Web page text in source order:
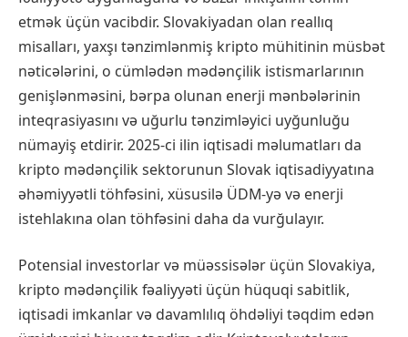
etmək üçün vacibdir. Slovakiyadan olan reallıq
misalları, yaxşı tənzimlənmiş kripto mühitinin müsbət
nəticələrini, o cümlədən mədənçilik istismarlarının
genişlənməsini, bərpa olunan enerji mənbələrinin
inteqrasiyasını və uğurlu tənzimləyici uyğunluğu
nümayiş etdirir. 2025-ci ilin iqtisadi məlumatları da
kripto mədənçilik sektorunun Slovak iqtisadiyyatına
əhəmiyyətli töhfəsini, xüsusilə ÜDM-yə və enerji
istehlakına olan töhfəsini daha da vurğulayır.
Potensial investorlar və müəssisələr üçün Slovakiya,
kripto mədənçilik fəaliyyəti üçün hüquqi sabitlik,
iqtisadi imkanlar və davamlılıq öhdəliyi təqdim edən